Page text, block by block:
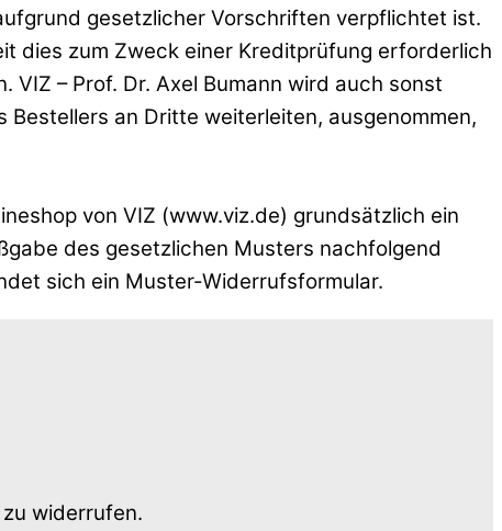
gesetzlicher Vorschriften verpflichtet ist.
dies zum Zweck einer Kreditprüfung erforderlich
– Prof. Dr. Axel Bumann wird auch sonst
an Dritte weiterleiten, ausgenommen,
von VIZ (www.viz.de) grundsätzlich ein
des gesetzlichen Musters nachfolgend
sich ein Muster-Widerrufsformular.
widerrufen.